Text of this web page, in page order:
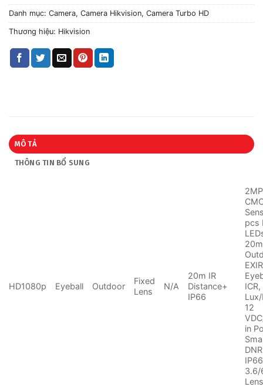
Danh mục: Camera, Camera Hikvision, Camera Turbo HD
Thương hiệu: Hikvision
MÔ TẢ
THÔNG TIN BỔ SUNG
HD1080p Eyeball Outdoor
Fixed
Lens
N/A
20m IR
Distance+
IP66
2MP
pcs
EXIR
Lux/
12
in
3.6/